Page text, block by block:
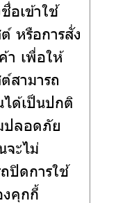
อเข้าใช้
หรือการสั่ง
า เพื่อให้
สามารถ
ได้เป็นปกติ
ปลอดภัย
จะไม่
ปิดการใช้
งคุกกี้